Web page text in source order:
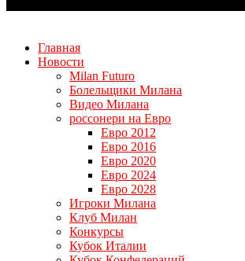
Главная
Новости
Milan Futuro
Болельщики Милана
Видео Милана
россонери на Евро
Евро 2012
Евро 2016
Евро 2020
Евро 2024
Евро 2028
Игроки Милана
Клуб Милан
Конкурсы
Кубок Италии